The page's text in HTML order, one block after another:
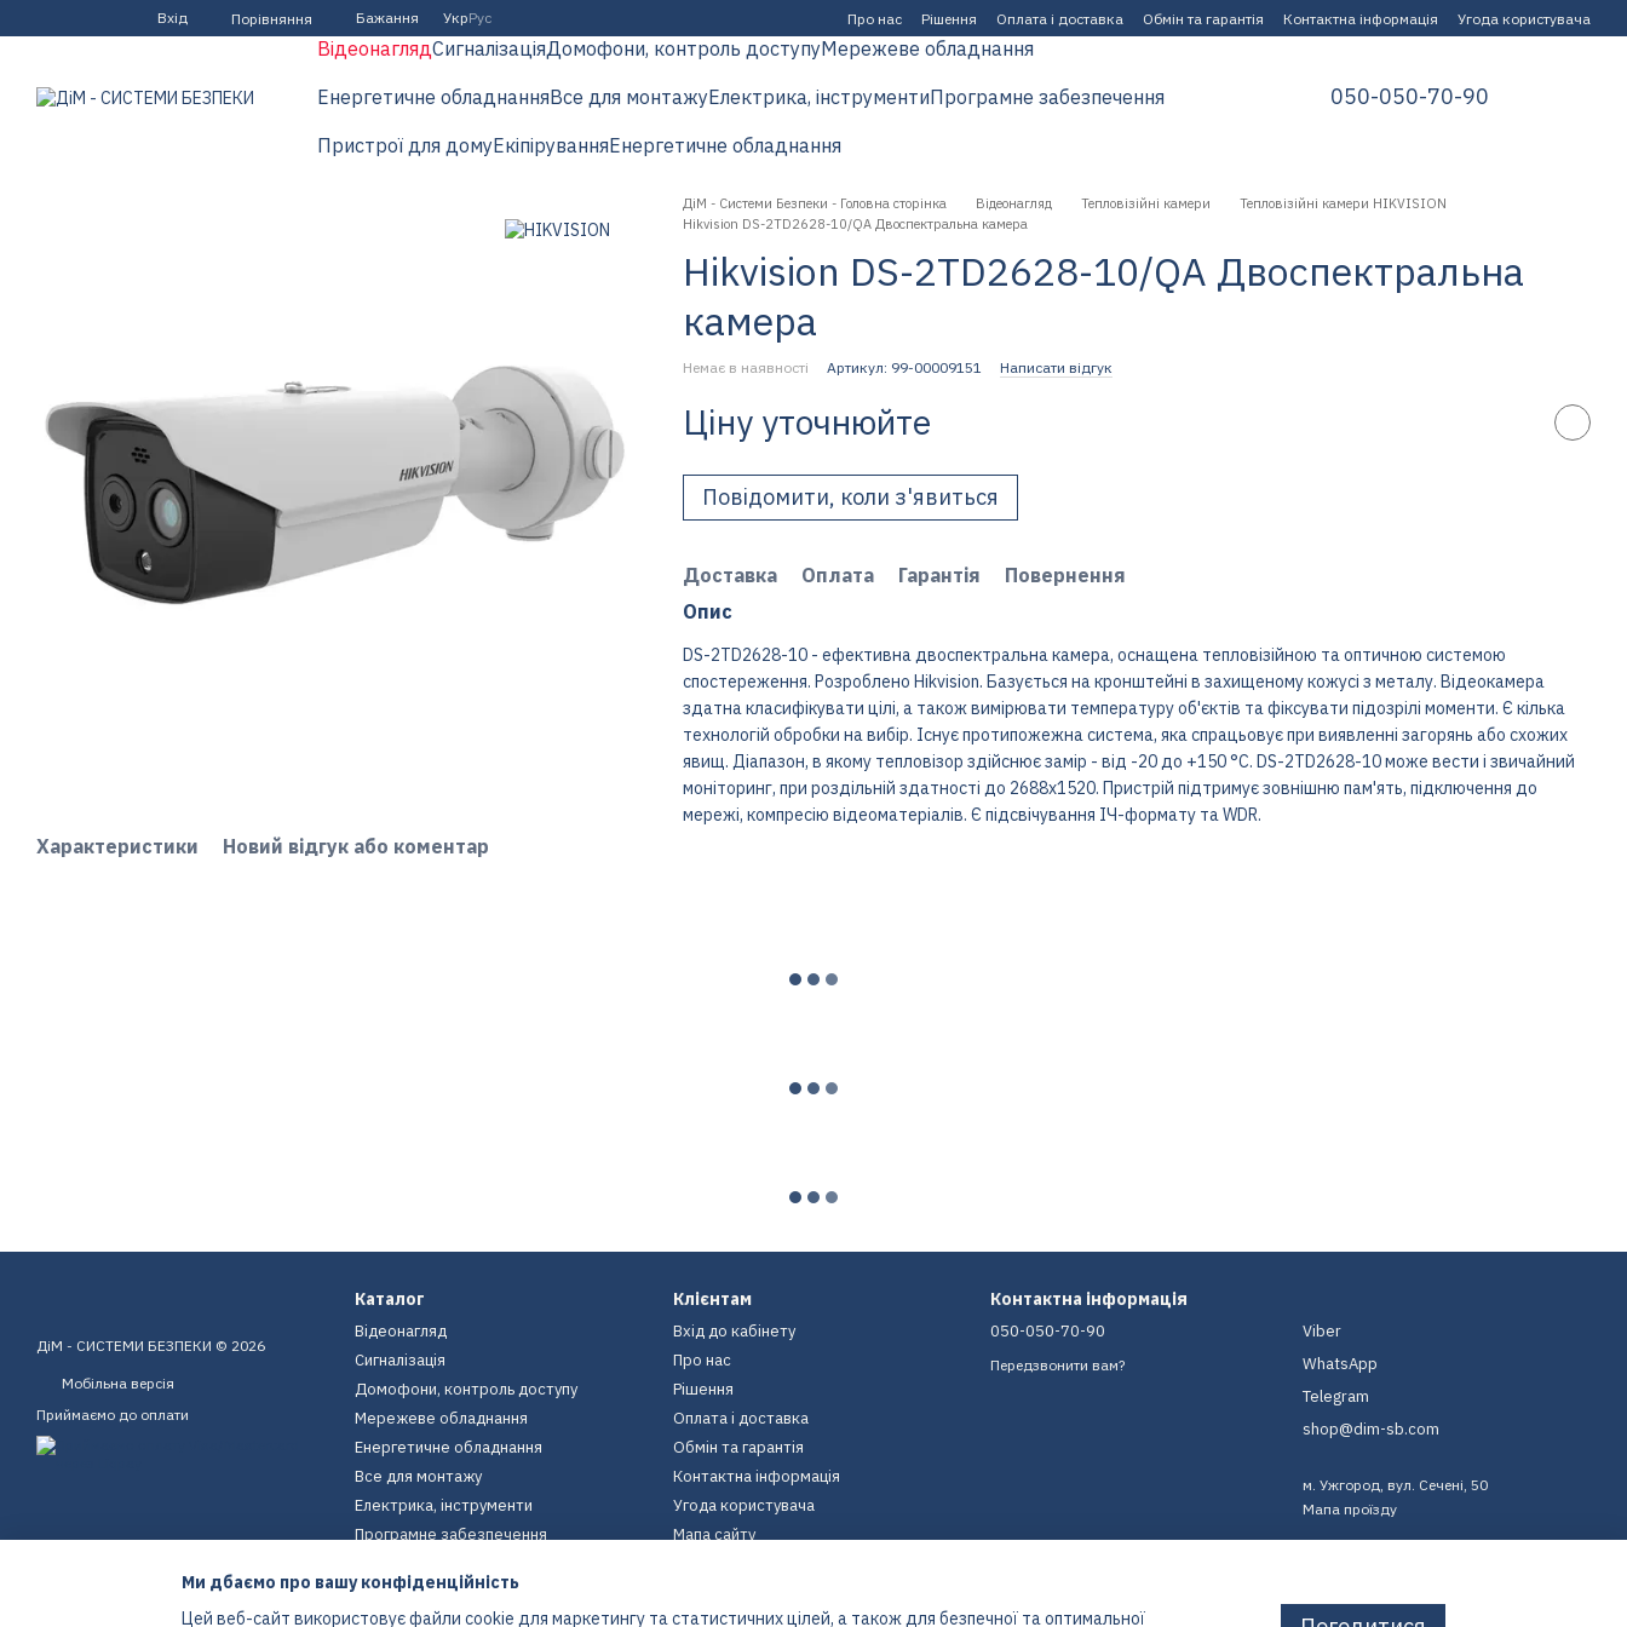
Перейти до основного контенту
Вхід Порівняння Бажання УкрРус Про нас Рішення Оплата і доставка Обмін та гарантія Контактна інформація Угода користувача
ВідеонаглядСигналізаціяДомофони, контроль доступуМережеве обладнання
Енергетичне обладнанняВсе для монтажуЕлектрика, інструментиПрограмне забезпечення
Пристрої для домуЕкіпіруванняЕнергетичне обладнання
050-050-70-90
Характеристики Новий відгук або коментар
ДіМ - Системи Безпеки - Головна сторінка Відеонагляд Тепловізійні камери
Тепловізійні камери HIKVISION
Hikvision DS-2TD2628-10/QA Двоспектральна камера
Hikvision DS-2TD2628-10/QA Двоспектральна
камера
Немає в наявності Артикул: 99-00009151 Написати відгук
Ціну уточнюйте
Повідомити, коли з'явиться
Доставка Оплата Гарантія
Повернення
Опис
DS-2TD2628-10 - ефективна двоспектральна камера, оснащена тепловізійною та оптичною системою
спостереження. Розроблено Hikvision. Базується на кронштейні в захищеному кожусі з металу. Відеокамера
здатна класифікувати цілі, а також вимірювати температуру об'єктів та фіксувати підозрілі моменти. Є кілька
технологій обробки на вибір. Існує протипожежна система, яка спрацьовує при виявленні загорянь або схожих
явищ. Діапазон, в якому тепловізор здійснює замір - від -20 до +150 °C. DS-2TD2628-10 може вести і звичайний
моніторинг, при роздільній здатності до 2688x1520. Пристрій підтримує зовнішню пам'ять, підключення до
мережі, компресію відеоматеріалів. Є підсвічування ІЧ-формату та WDR.
ДіМ - СИСТЕМИ БЕЗПЕКИ © 2026
Мобільна версія
Приймаємо до оплати
Каталог
Відеонагляд
Сигналізація
Домофони, контроль доступу
Мережеве обладнання
Енергетичне обладнання
Все для монтажу
Електрика, інструменти
Програмне забезпечення
Екіпірування
Енергетичне обладнання
Клієнтам
Вхід до кабінету
Про нас
Рішення
Оплата і доставка
Обмін та гарантія
Контактна інформація
Угода користувача
Мапа сайту
Контактна інформація
050-050-70-90
Передзвонити вам?
Viber
WhatsApp
Telegram
shop@dim-sb.com
м. Ужгород, вул. Сечені, 50
Мапа проїзду
Ми дбаємо про вашу конфіденційність
Цей веб-сайт використовує файли cookie для маркетингу та статистичних цілей, а також для безпечної та оптимальної